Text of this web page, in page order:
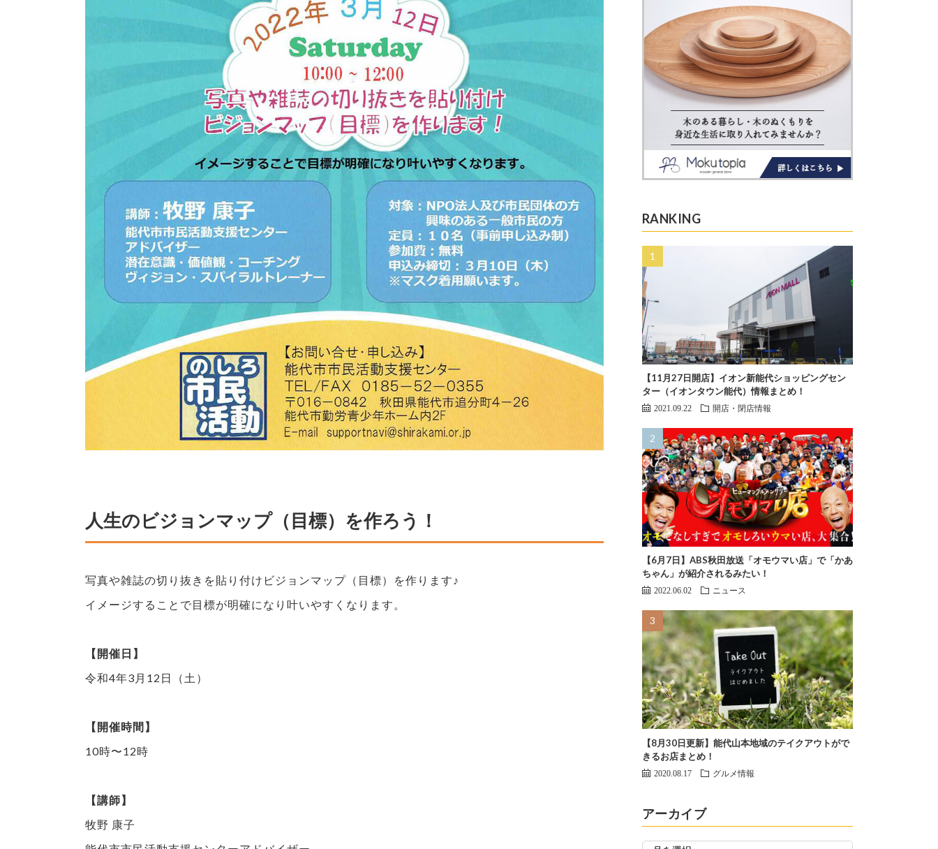
人生のビジョンマップ（目標）を作ろう！
写真や雑誌の切り抜きを貼り付けビジョンマップ（目標）を作ります♪
イメージすることで目標が明確になり叶いやすくなります。
【開催日】
令和4年3月12日（土）
【開催時間】
10時〜12時
【講師】
牧野 康子
RANKING
【11月27日開店】イオン新能代ショッピングセン
ター（イオンタウン能代）情報まとめ！
2021.09.22 開店・閉店情報
【6月7日】ABS秋田放送「オモウマい店」で「かあ
ちゃん」が紹介されるみたい！
2022.06.02 ニュース
【8月30日更新】能代山本地域のテイクアウトがで
きるお店まとめ！
2020.08.17 グルメ情報
アーカイブ